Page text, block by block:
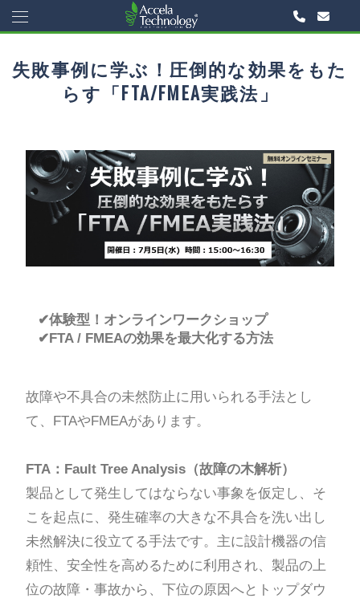
失敗事例に学ぶ！圧倒的な効果をもた
らす「FTA/FMEA実践法」
✔体験型！オンラインワークショップ
✔FTA / FMEAの効果を最大化する方法
故障や不具合の未然防止に用いられる手法とし
て、FTAやFMEAがあります。
FTA：Fault Tree Analysis（故障の木解析）
製品として発生してはならない事象を仮定し、そ
こを起点に、発生確率の大きな不具合を洗い出し
未然解決に役立てる手法です。主に設計機器の信
頼性、安全性を高めるために利用され、製品の上
位の故障・事故から、下位の原因へとトップダウ